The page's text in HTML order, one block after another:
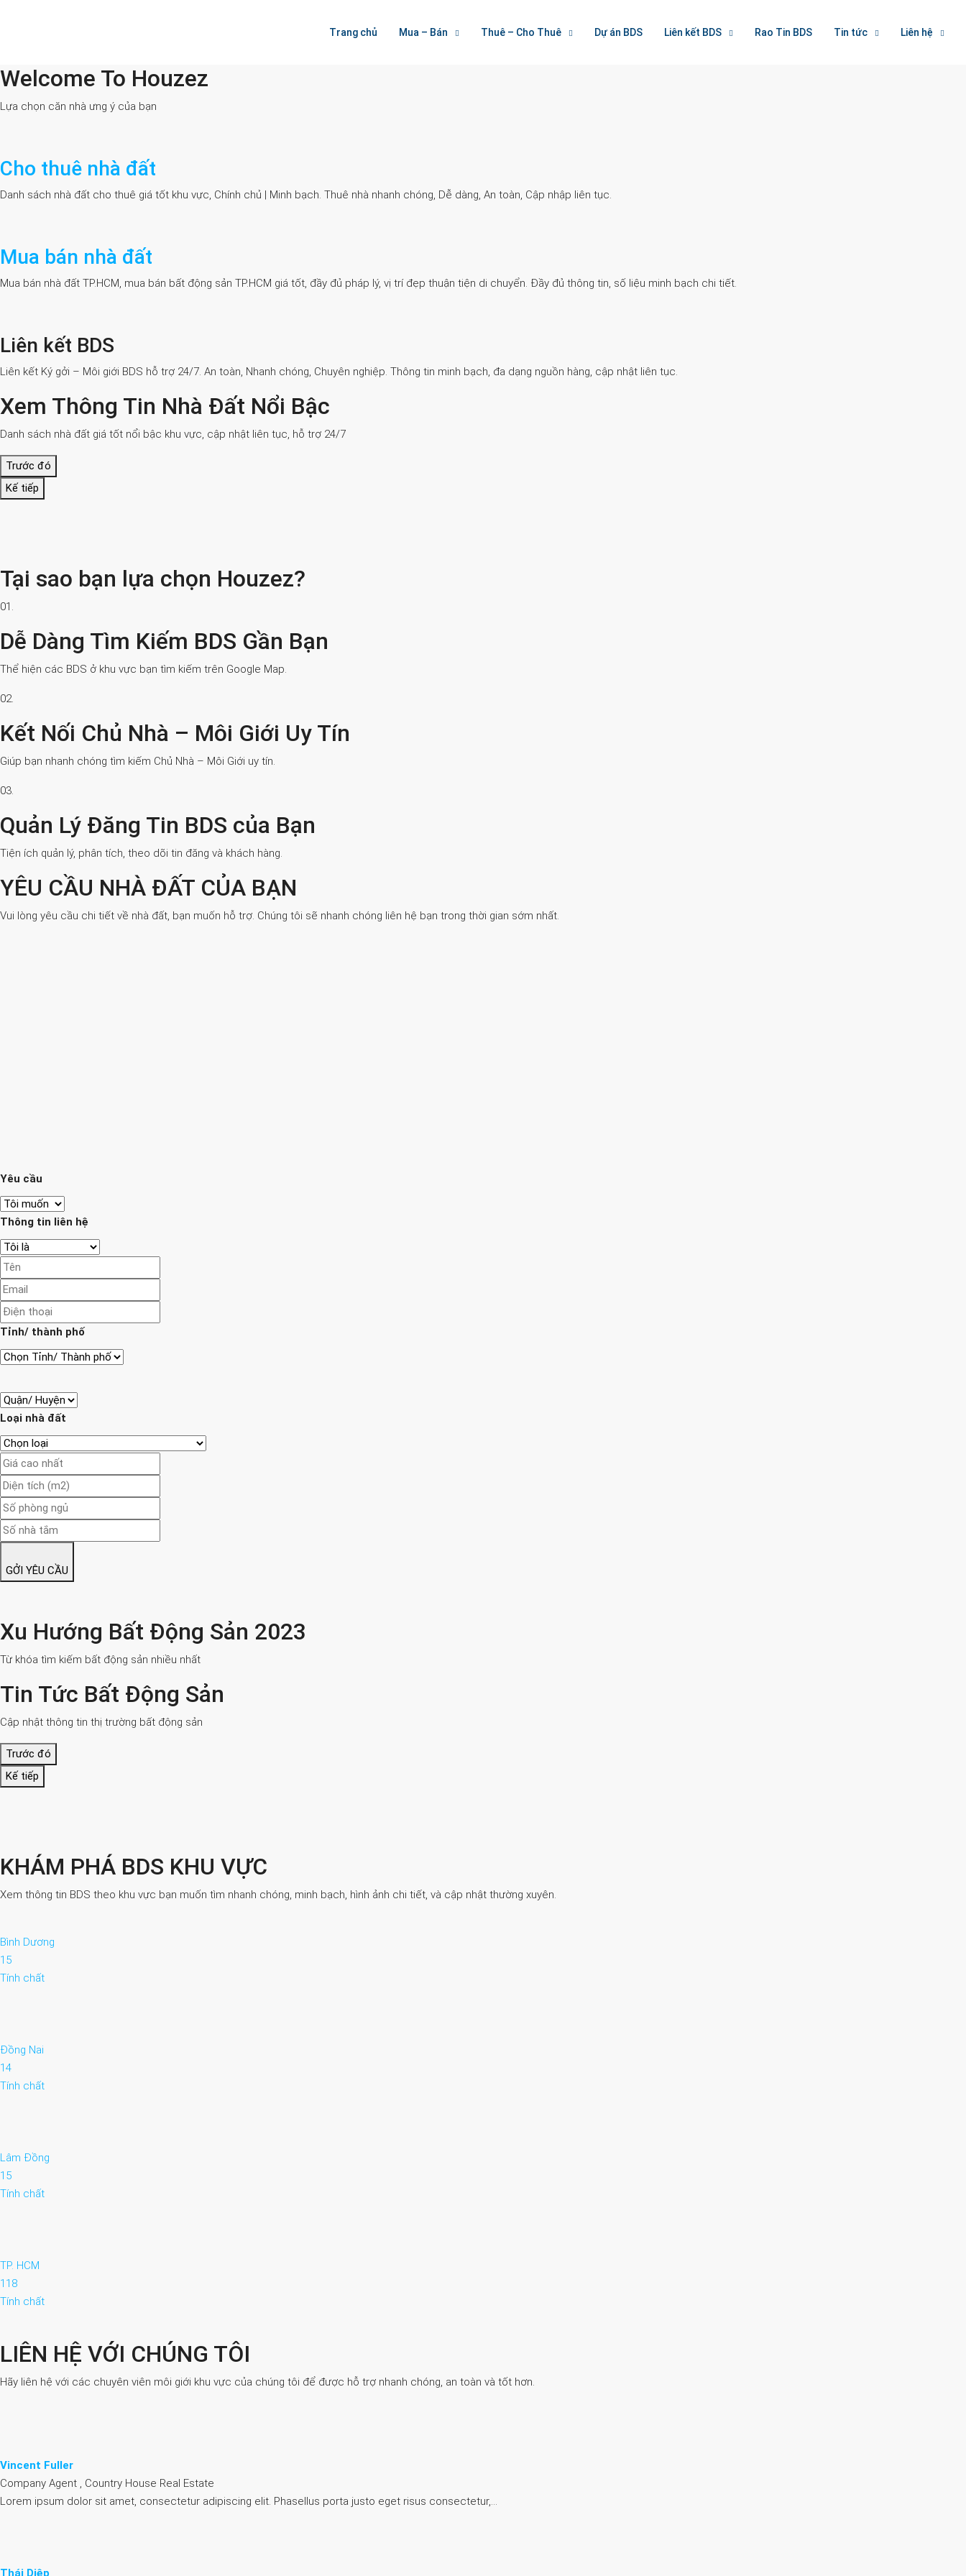
Trang chủ Mua – Bán Thuê – Cho Thuê Dự án BDS Liên kết BDS Rao Tin BDS Tin tức Liên hệ
Welcome To Houzez
Welcome To Houzez
Lựa chọn căn nhà ưng ý của bạn
Cho thuê nhà đất
Danh sách nhà đất cho thuê giá tốt khu vực, Chính chủ | Minh bạch. Thuê nhà nhanh chóng, Dễ dàng, An toàn, Cập nhập liên tục.
Mua bán nhà đất
Mua bán nhà đất TP.HCM, mua bán bất động sản TP.HCM giá tốt, đầy đủ pháp lý, vị trí đẹp thuận tiện di chuyển. Đầy đủ thông tin, số liệu minh bạch chi tiết.
Liên kết BDS
Liên kết Ký gởi – Môi giới BDS hỗ trợ 24/7. An toàn, Nhanh chóng, Chuyên nghiệp. Thông tin minh bạch, đa dạng nguồn hàng, cập nhật liên tục.
Xem Thông Tin Nhà Đất Nổi Bậc
Danh sách nhà đất giá tốt nổi bậc khu vực, cập nhật liên tục, hỗ trợ 24/7
Trước đó
Kế tiếp
Tại sao bạn lựa chọn Houzez?
01.
Dễ Dàng Tìm Kiếm BDS Gần Bạn
Thể hiện các BDS ở khu vực bạn tìm kiếm trên Google Map.
02.
Kết Nối Chủ Nhà – Môi Giới Uy Tín
Giúp bạn nhanh chóng tìm kiếm Chủ Nhà – Môi Giới uy tín.
03.
Quản Lý Đăng Tin BDS của Bạn
Tiện ích quản lý, phân tích, theo dõi tin đăng và khách hàng.
YÊU CẦU NHÀ ĐẤT CỦA BẠN
Vui lòng yêu cầu chi tiết về nhà đất, bạn muốn hỗ trợ. Chúng tôi sẽ nhanh chóng liên hệ bạn trong thời gian sớm nhất.
Yêu cầu
Thông tin liên hệ
Tỉnh/ thành phố
Loại nhà đất
GỞI YÊU CẦU
Xu Hướng Bất Động Sản 2023
Từ khóa tìm kiếm bất động sản nhiều nhất
Tin Tức Bất Động Sản
Cập nhật thông tin thị trường bất động sản
Trước đó
Kế tiếp
KHÁM PHÁ BDS KHU VỰC
Xem thông tin BDS theo khu vực bạn muốn tìm nhanh chóng, minh bạch, hình ảnh chi tiết, và cập nhật thường xuyên.
Bình Dương
15
Tính chất
Đồng Nai
14
Tính chất
Lâm Đồng
15
Tính chất
TP. HCM
118
Tính chất
LIÊN HỆ VỚI CHÚNG TÔI
Hãy liên hệ với các chuyên viên môi giới khu vực của chúng tôi để được hỗ trợ nhanh chóng, an toàn và tốt hơn.
Vincent Fuller
Company Agent , Country House Real Estate
Lorem ipsum dolor sit amet, consectetur adipiscing elit. Phasellus porta justo eget risus consectetur,…
Thái Diệp